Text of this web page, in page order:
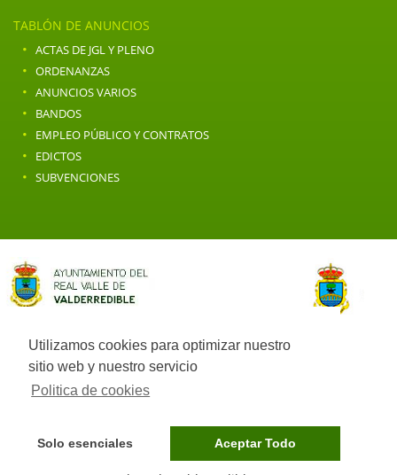
Utilizamos cookies para optimizar nuestro
sitio web y nuestro servicio
Politica de cookies
Solo esenciales Aceptar Todo
TABLÓN DE ANUNCIOS
· ACTAS DE JGL Y PLENO
· ORDENANZAS
· ANUNCIOS VARIOS
· BANDOS
· EMPLEO PÚBLICO Y CONTRATOS
· EDICTOS
· SUBVENCIONES